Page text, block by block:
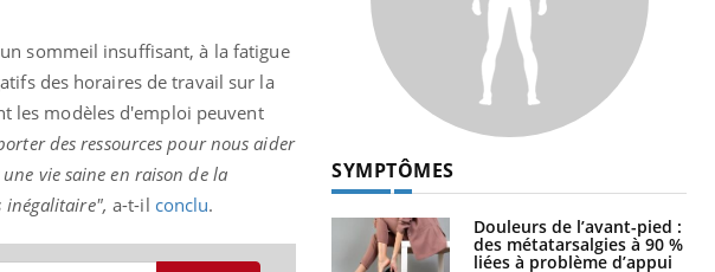
sommeil insuffisant, à la fatigue
des horaires de travail sur la
les modèles d'emploi peuvent
des ressources pour nous aider
vie saine en raison de la
inégalitaire", a-t-il conclu.
SYMPTÔMES
Douleurs de l’avant-pied :
des métatarsalgies à 90 %
liées à problème d’appui